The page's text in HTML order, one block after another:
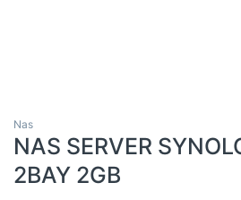
Nas
NAS SERVER
2BAY 2GB